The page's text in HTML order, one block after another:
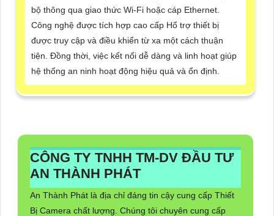
bộ thông qua giao thức Wi-Fi hoặc cáp Ethernet.
Công nghệ được tích hợp cao cấp Hổ trợ thiết bị
được truy cập và điều khiển từ xa một cách thuận
tiện. Đồng thời, việc kết nối dễ dàng và linh hoạt giúp
hệ thống an ninh hoạt động hiệu quả và ổn định.
CÔNG TY TNHH TM-DV ĐẦU TƯ
AN THÀNH PHÁT
An Thành Phát là địa chỉ đáng tin cậy cung cấp Thiết
Bị Camera chất lượng. Chúng tôi chuyên cung cấp